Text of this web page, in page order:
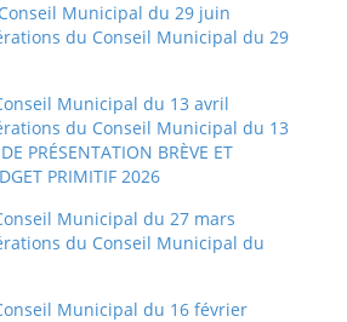
Municipal du 29 juin
du Conseil Municipal du 29
Municipal du 13 avril
du Conseil Municipal du 13
PRÉSENTATION BRÈVE ET
PRIMITIF 2026
Municipal du 27 mars
du Conseil Municipal du
Municipal du 16 février